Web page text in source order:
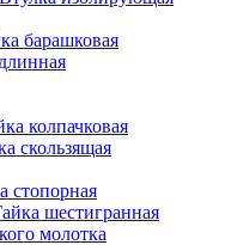
барашковая
колпачковая
скользящая
стопорная
шестигранная
молотка